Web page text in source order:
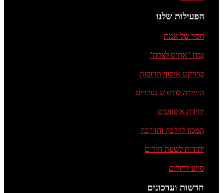
הפעילות שלנו
חסד של אמת
גמח "אחים לצרה"
פרויקט איסוף תרופות
היחידה לחיפוש נעדרים
יחידת אופנועים
המכון להלכה והדרכה
יחידות לשעת חירום
סיוע לחולים
חדשות ועדכונים